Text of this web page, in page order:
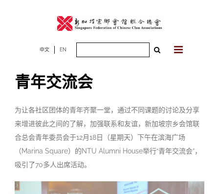
中文 EN
青年交流会
为让各社区团体的青年齐聚一堂，通过不同课题的讨论及分享
来增进彼此之间的了解，加强联系和友谊，新加坡宗乡会馆联
合总会青年委员会于12月18日（星期天）下午在滨海广场
（Marina Square）的NTU Alumni House举行“青年交流会”，
吸引了70多人出席活动。